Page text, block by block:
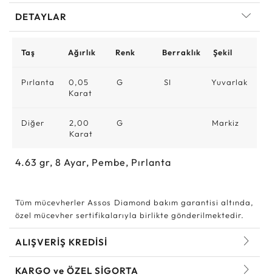
DETAYLAR
Taş Ağırlık Renk Berraklık Şekil
Pırlanta
0,05
Karat
G SI Yuvarlak
Diğer
2,00
Karat
G Markiz
4.63 gr, 8 Ayar, Pembe, Pırlanta
Tüm mücevherler Assos Diamond bakım garantisi altında,
özel mücevher sertifikalarıyla birlikte gönderilmektedir.
ALIŞVERİŞ KREDİSİ
KARGO ve ÖZEL SİGORTA